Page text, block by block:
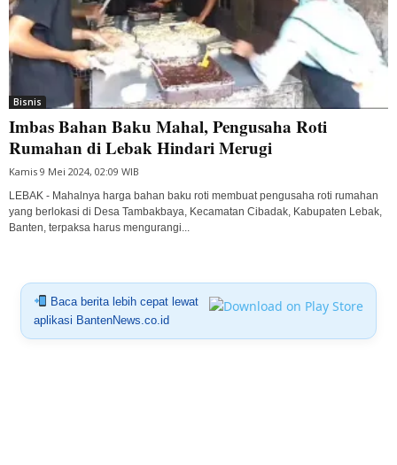
Bisnis
Imbas Bahan Baku Mahal, Pengusaha Roti
Rumahan di Lebak Hindari Merugi
Kamis 9 Mei 2024, 02:09 WIB
LEBAK - Mahalnya harga bahan baku roti membuat pengusaha roti rumahan
yang berlokasi di Desa Tambakbaya, Kecamatan Cibadak, Kabupaten Lebak,
Banten, terpaksa harus mengurangi...
Baca berita lebih cepat lewat
aplikasi BantenNews.co.id